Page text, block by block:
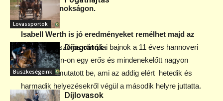
Európa-bajnokságon.
Isabell Werth is jó eredményeket remélhet majd az
EB-n . Az ötszörös olimpiai bajnok a 11 éves hannoveri
Don Johnson-on egy erős és mindenekelőtt nagyon
nehéz kűrt mutatott be, ami az addig elért hetedik és
harmadik helyezésekről végül a második helyre juttatta.
Lovassportok
Büszkeségeink
Díjugratók
Díjlovasok